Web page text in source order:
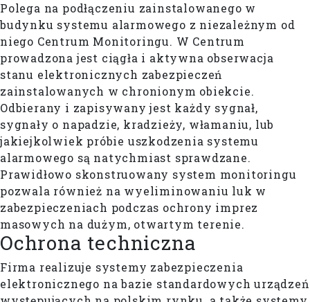
Polega na podłączeniu zainstalowanego w
budynku systemu alarmowego z niezależnym od
niego Centrum Monitoringu. W Centrum
prowadzona jest ciągła i aktywna obserwacja
stanu elektronicznych zabezpieczeń
zainstalowanych w chronionym obiekcie.
Odbierany i zapisywany jest każdy sygnał,
sygnały o napadzie, kradzieży, włamaniu, lub
jakiejkolwiek próbie uszkodzenia systemu
alarmowego są natychmiast sprawdzane.
Prawidłowo skonstruowany system monitoringu
pozwala również na wyeliminowaniu luk w
zabezpieczeniach podczas ochrony imprez
masowych na dużym, otwartym terenie.
Ochrona techniczna
Firma realizuje systemy zabezpieczenia
elektronicznego na bazie standardowych urządzeń